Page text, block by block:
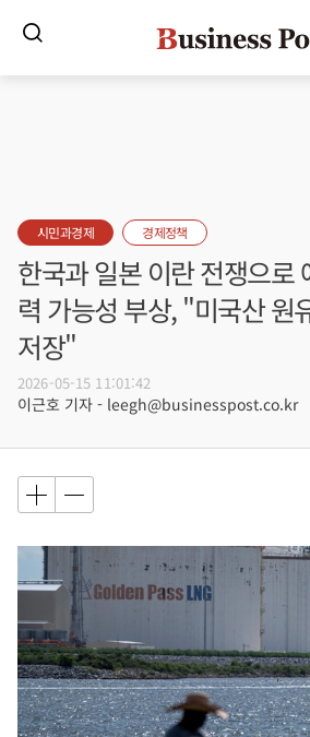
시민과경제 경제정책
한국과 일본 이란 전쟁으로
력 가능성 부상, "미국산 원
저장"
2026-05-15 11:01:42
이근호 기자 - leegh@businesspost.co.kr